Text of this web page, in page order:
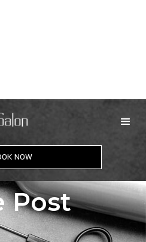
NOW
Post